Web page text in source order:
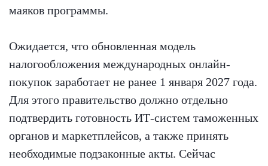
маяков программы.
Ожидается, что обновленная модель
налогообложения международных онлайн-
покупок заработает не ранее 1 января 2027 года.
Для этого правительство должно отдельно
подтвердить готовность ИТ-систем таможенных
органов и маркетплейсов, а также принять
необходимые подзаконные акты. Сейчас